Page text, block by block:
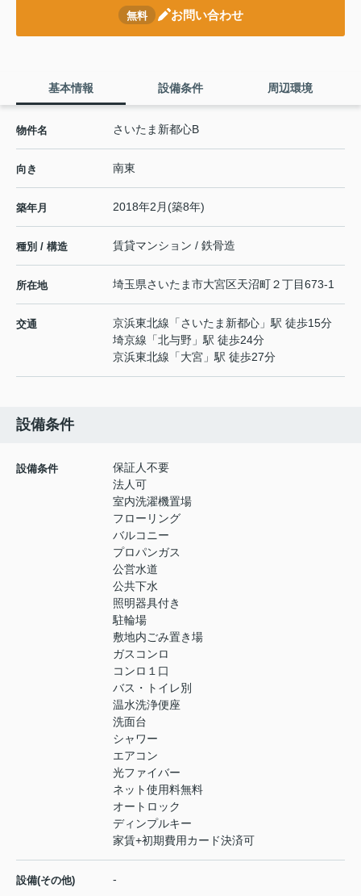
無料 お問い合わせ
基本情報 設備条件 周辺環境
物件名 さいたま新都心B
向き 南東
築年月 2018年2月(築8年)
種別 / 構造 賃貸マンション / 鉄骨造
所在地 埼玉県さいたま市大宮区天沼町２丁目673-1
交通 京浜東北線 「さいたま新都心 」駅 徒歩15分
埼京線 「北与野 」駅 徒歩24分
京浜東北線 「大宮 」駅 徒歩27分
設備条件
設備条件
保証人不要
法人可
室内洗濯機置場
フローリング
バルコニー
プロパンガス
公営水道
公共下水
照明器具付き
駐輪場
敷地内ごみ置き場
ガスコンロ
コンロ１口
バス・トイレ別
温水洗浄便座
洗面台
シャワー
エアコン
光ファイバー
ネット使用料無料
オートロック
ディンプルキー
家賃+初期費用カード決済可
設備(その他) -